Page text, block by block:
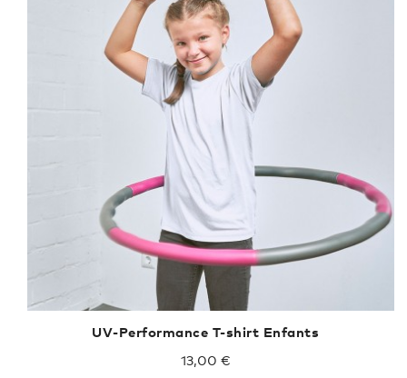
UV-Performance T-shirt Enfants
13,00 €